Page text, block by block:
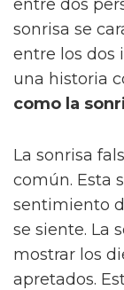
entre dos
sonrisa se
entre los dos
una historia
como la
La sonrisa
común. Esta
sentimiento
se siente. La
mostrar los
apretados.